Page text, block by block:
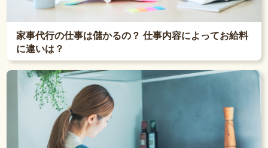
家事代行の仕事は儲かるの？ 仕事内容によってお給料
に違いは？